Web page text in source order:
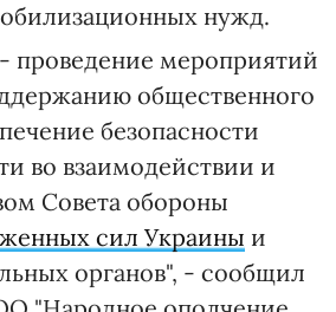
нужд.
проведение мероприятий
общественного
безопасности
во взаимодействии и
Совета обороны
сил Украины и
органов", - сообщил